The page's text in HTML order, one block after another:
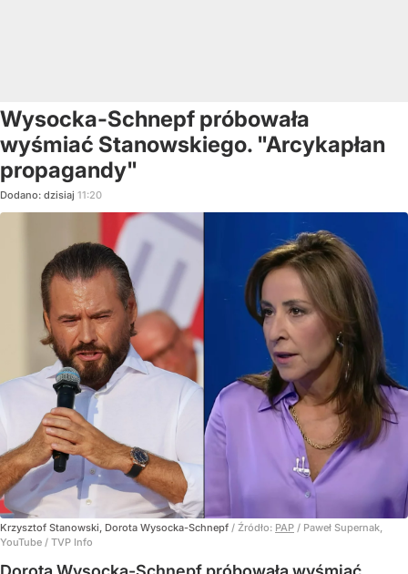
Wysocka-Schnepf próbowała
wyśmiać Stanowskiego. "Arcykapłan
propagandy"
Dodano: dzisiaj 11:20
Krzysztof Stanowski, Dorota Wysocka-Schnepf / Źródło: PAP / Paweł Supernak,
YouTube / TVP Info